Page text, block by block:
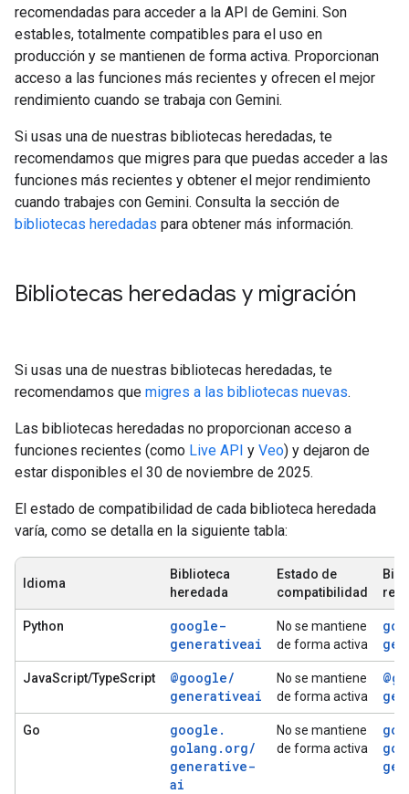
recomendadas para acceder a la API de Gemini. Son
estables, totalmente compatibles para el uso en
producción y se mantienen de forma activa. Proporcionan
acceso a las funciones más recientes y ofrecen el mejor
rendimiento cuando se trabaja con Gemini.
Si usas una de nuestras bibliotecas heredadas, te
recomendamos que migres para que puedas acceder a las
funciones más recientes y obtener el mejor rendimiento
cuando trabajes con Gemini. Consulta la sección de
bibliotecas heredadas para obtener más información.
Bibliotecas heredadas y migración
Si usas una de nuestras bibliotecas heredadas, te
recomendamos que migres a las bibliotecas nuevas.
Las bibliotecas heredadas no proporcionan acceso a
funciones recientes (como Live API y Veo) y dejaron de
estar disponibles el 30 de noviembre de 2025.
El estado de compatibilidad de cada biblioteca heredada
varía, como se detalla en la siguiente tabla:
Idioma
Biblioteca
heredada
Estado de
compatibilidad
Python
google-
generativeai
No se mantiene
de forma activa
JavaScript/TypeScript @google/
generativeai
No se mantiene
de forma activa
Go google .
golang . org/
generative-
ai
No se mantiene
de forma activa